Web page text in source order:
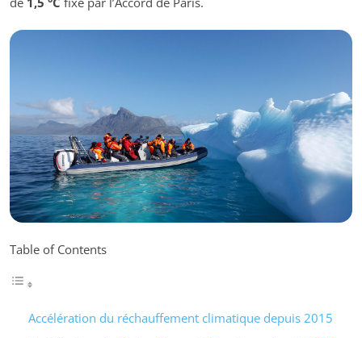
Table of Contents
Accélération du réchauffement climatique depuis 2015